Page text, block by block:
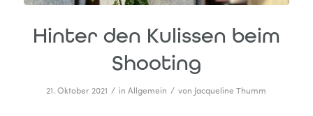
Hinter den Kulissen beim
Shooting
21. Oktober 2021 / inAllgemein / von Jacqueline Thumm